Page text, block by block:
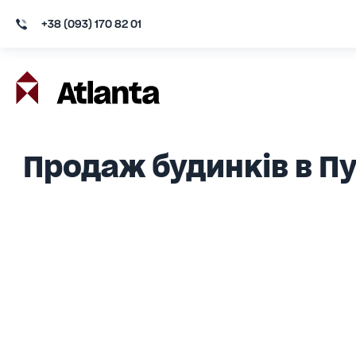
+38 (093) 170 82 01
Продаж будинків в